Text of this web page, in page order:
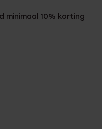
minimaal 10% korting